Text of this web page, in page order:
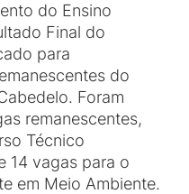
do Ensino
Final do
para
do
Foram
remanescentes,
Técnico
14 vagas para o
em Meio Ambiente.